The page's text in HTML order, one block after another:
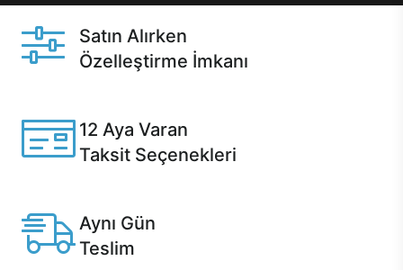
Satın Alırken
Özelleştirme İmkanı
12 Aya Varan
Taksit Seçenekleri
Aynı Gün
Teslim